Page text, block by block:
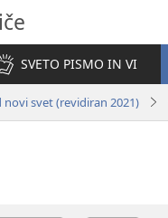
SVETO PISMO IN VI
novi svet (revidiran 2021)